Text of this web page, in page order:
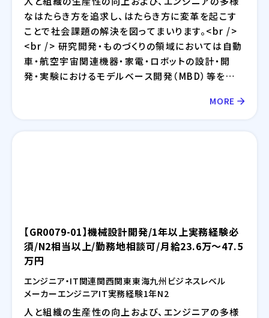
なはたらき方を追求し、はたらき方に変革を起こす
ことで社会課題の解決を図ってまいります。<br />
<br /> 研究開発・ものづくりの領域においては自動
車・航空宇宙関連機器・家電・ロボットの設計・開
発・実験におけるモデルベース開発（MBD）等を提
ーネット、EC分野を中心とした幅広い業界に対して
のシステム開発・インフラ設計・評価検証業務等を提
MORE
【GR0079-01】機械設計開発/1年以上実務経験必
須/N2相当以上/勤務地相談可/月給23.6万～47.5
万円
エンジニア・IT関連関西関東東海九州 ビジネスレベル
メーカーエンジニアIT実務経験1年N2
人と組織の生産性の向上および、エンジニアの多様